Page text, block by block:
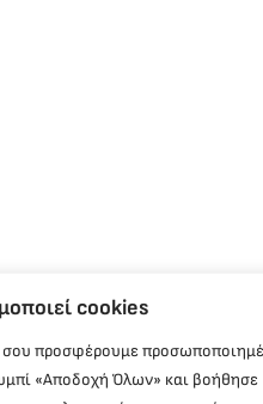
cookies
προσφέρουμε
«Αποδοχή Όλων» και βοήθησε